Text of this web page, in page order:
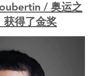
/ 奥运之
获得了金奖